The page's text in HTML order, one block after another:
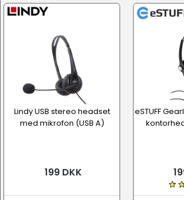
Lindy USB stereo headset
med mikrofon (USB A)
199 DKK
eSTUFF